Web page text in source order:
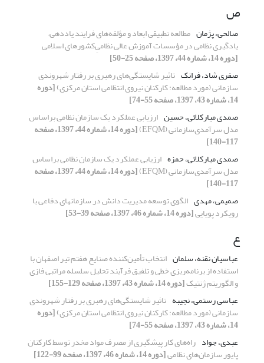
ص
صالحی، پژمان مطالعه تطبیقی ابعاد و مؤلفه‌های فرایند یاددهی–
یادگیری نظامی در مؤسسات آموزش عالی نظامی‌ِکشورهای اسلامی
[دوره 14، شماره 44، 1397، صفحه 25-50]
صفری شاد، فرانک تاثیر شایستگی‌های رهبری بر رفتار شهروندی
سازمانی (مورد مطالعه: کارکنان نیروی انتظامی استان مرکزی)[دوره
14، شماره 43، 1397، صفحه 55-74]
صمدی میارکلائی، حسین ارزیابی عملکرد یک سازمان نظامی براساس
مدل سرآمدی‌سازمانی (EFQM) [دوره 14، شماره 44، 1397، صفحه
117-140]
صمدی میارکلائی، حمزه ارزیابی عملکرد یک سازمان نظامی براساس
مدل سرآمدی‌سازمانی (EFQM) [دوره 14، شماره 44، 1397، صفحه
117-140]
صمیمی، مهدی الگوی توسعه مدیریت دانش در سازمانهای دفاعی با
رویکرد پویایی[دوره 14، شماره 46، 1397، صفحه 39-53]
ع
عباسیان نقنه، سلمان انتخاب تأمین‌کننده صنایع هفتم تیر اصفهان با
استفاده از برنامه‌ریزی خطی و تلفیق فرآیند تحلیل سلسله مراتبی فازی
و الگوریتم ژنتیک[دوره 14، شماره 43، 1397، صفحه 129-155]
عباسی رستمی، نجیبه تاثیر شایستگی‌های رهبری بر رفتار شهروندی
سازمانی (مورد مطالعه: کارکنان نیروی انتظامی استان مرکزی)[دوره
14، شماره 43، 1397، صفحه 55-74]
عبدی، جواد راه‌های کار پیشگیری از مصرف مواد مخدر توسط کارکنان
پایور سازمان‌های نظامی[دوره 14، شماره 46، 1397، صفحه 99-122]